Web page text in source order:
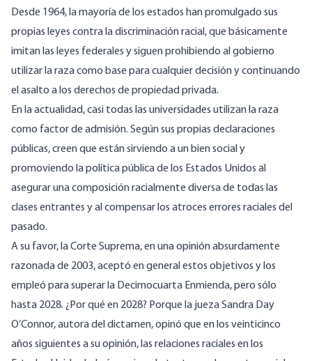
Desde 1964, la mayoría de los estados han promulgado sus
propias leyes contra la discriminación racial, que básicamente
imitan las leyes federales y siguen prohibiendo al gobierno
utilizar la raza como base para cualquier decisión y continuando
el asalto a los derechos de propiedad privada.
En la actualidad, casi todas las universidades utilizan la raza
como factor de admisión. Según sus propias declaraciones
públicas, creen que están sirviendo a un bien social y
promoviendo la política pública de los Estados Unidos al
asegurar una composición racialmente diversa de todas las
clases entrantes y al compensar los atroces errores raciales del
pasado.
A su favor, la Corte Suprema, en una opinión absurdamente
razonada de 2003, aceptó en general estos objetivos y los
empleó para superar la Decimocuarta Enmienda, pero sólo
hasta 2028. ¿Por qué en 2028? Porque la jueza Sandra Day
O’Connor, autora del dictamen, opinó que en los veinticinco
años siguientes a su opinión, las relaciones raciales en los